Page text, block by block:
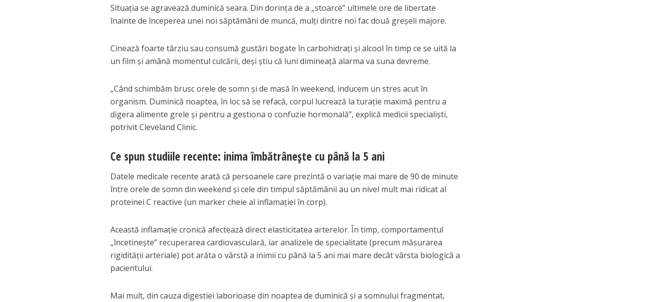
Situația se agravează duminică seara. Din dorința de a „stoarce” ultimele ore de libertate
înainte de începerea unei noi săptămâni de muncă, mulți dintre noi fac două greșeli majore.
Cinează foarte târziu sau consumă gustări bogate în carbohidrați și alcool în timp ce se uită la
un film și amână momentul culcării, deși știu că luni dimineață alarma va suna devreme.
„Când schimbăm brusc orele de somn și de masă în weekend, inducem un stres acut în
organism. Duminică noaptea, în loc să se refacă, corpul lucrează la turație maximă pentru a
digera alimente grele și pentru a gestiona o confuzie hormonală”, explică medicii specialiști,
potrivit Cleveland Clinic.
Ce spun studiile recente: inima îmbătrânește cu până la 5 ani
Datele medicale recente arată că persoanele care prezintă o variație mai mare de 90 de minute
între orele de somn din weekend și cele din timpul săptămânii au un nivel mult mai ridicat al
proteinei C reactive (un marker cheie al inflamației în corp).
Această inflamație cronică afectează direct elasticitatea arterelor. În timp, comportamentul
„încetinește” recuperarea cardiovasculară, iar analizele de specialitate (precum măsurarea
rigidității arteriale) pot arăta o vârstă a inimii cu până la 5 ani mai mare decât vârsta biologică a
pacientului.
Mai mult, din cauza digestiei laborioase din noaptea de duminică și a somnului fragmentat,